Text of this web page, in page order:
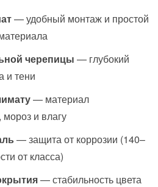
— удобный монтаж и простой
черепицы — глубокий
и тени
— материал
и влагу
— защита от коррозии (140–
от класса)
— стабильность цвета